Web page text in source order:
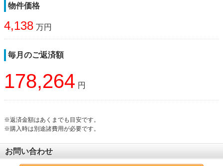
物件価格
4,138 万円
毎月のご返済額
178,264 円
※返済金額はあくまでも目安です。
※購入時は別途諸費用が必要です。
お問い合わせ